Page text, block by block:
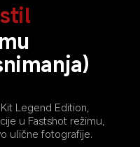
Legend Edition,
u Fastshot režimu,
ulične fotografije.